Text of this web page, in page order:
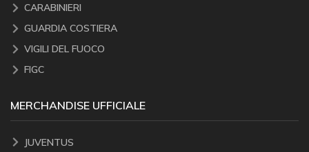
CARABINIERI
GUARDIA COSTIERA
VIGILI DEL FUOCO
FIGC
MERCHANDISE UFFICIALE
JUVENTUS